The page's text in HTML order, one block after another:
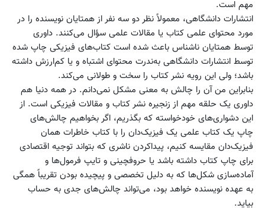
مهم است.
انتشارات دانشگاهی، معمولاً نظر دو سه نفر از همتایان نویسنده را در
مورد محتوای علمی کتاب یا مقالات علمی سؤال می‌کنند. داوری
توسط همتایان ناشناس باعث شده است کتاب‌های فیزیکی چاپ شده
توسط انتشارات دانشگاهی به‌ندرت محتوای اشتباه و یا کم‌ارزش داشته
باشد؛ ولی این رویه نشر کتاب را سخت و طولانی می‌کند.
بنابراین من آن را چالش به معنی مشکل نمی‌دانم. در همه دنیا هم
داوری یک حلقه مهم از زنجیره نشر کتاب و مقالات فیزیکی است. از
این دشواری‌های خودخواسته که بگذریم، اگر بخواهیم چالش‌های
چاپ یک کتاب علمی یک فیزیک‌دان را با کتاب خاطرات همان
فیزیک‌دان مقایسه کنیم، پیداکردن ناشری که بتواند توجیه اقتصادی
برای چاپ کتاب داشته باشد یا حروفچینی و تایپ فرمول‌ها و
آماده‌سازی شکل‌ها که به دلیل تخصصی و پیچیده بودن تقریباً همگی
به عهده نویسنده خواهد بود، می‌تواند چالش‌های جدی به ‌حساب
بیاید.